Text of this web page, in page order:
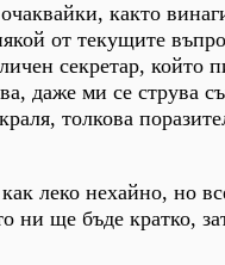
както
от текущите
секретар, който
даже ми се струва
толкова
леко нехайно, но
ни ще бъде кратко,